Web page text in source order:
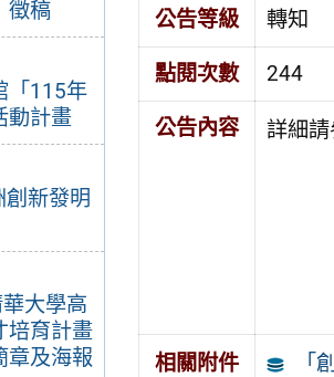
徵稿
「115年
動計畫
新發明
華大學高
培育計畫
章及海報
公告等級 轉知
點閱次數 244
公告內容 詳細請
相關附件 「